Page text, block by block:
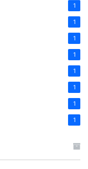
1
1
1
1
1
1
1
1